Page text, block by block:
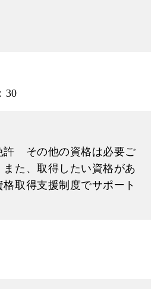
／経験3年
期間内で複数の面談と評価フ
て給与を確定致します。ご希
キルの観点から調整しますの
ついて
丁寧に教えていきます！
知識・経験よりも｢好きな車に
30
許 その他の資格は必要ご
また、取得したい資格があ
格取得支援制度でサポート